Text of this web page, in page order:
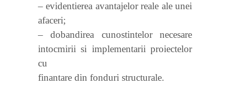
– evidentierea avantajelor reale ale unei
afaceri;
– dobandirea cunostintelor necesare
intocmirii si implementarii proiectelor
cu
finantare din fonduri structurale.